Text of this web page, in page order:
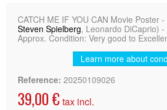
CATCH ME IF YOU CAN Movie Poster
Steven Spielberg, Leonardo DiCaprio)
Approx. Condition: Very good to
Learn more about
Reference: 20250109026
39,00 € tax incl.